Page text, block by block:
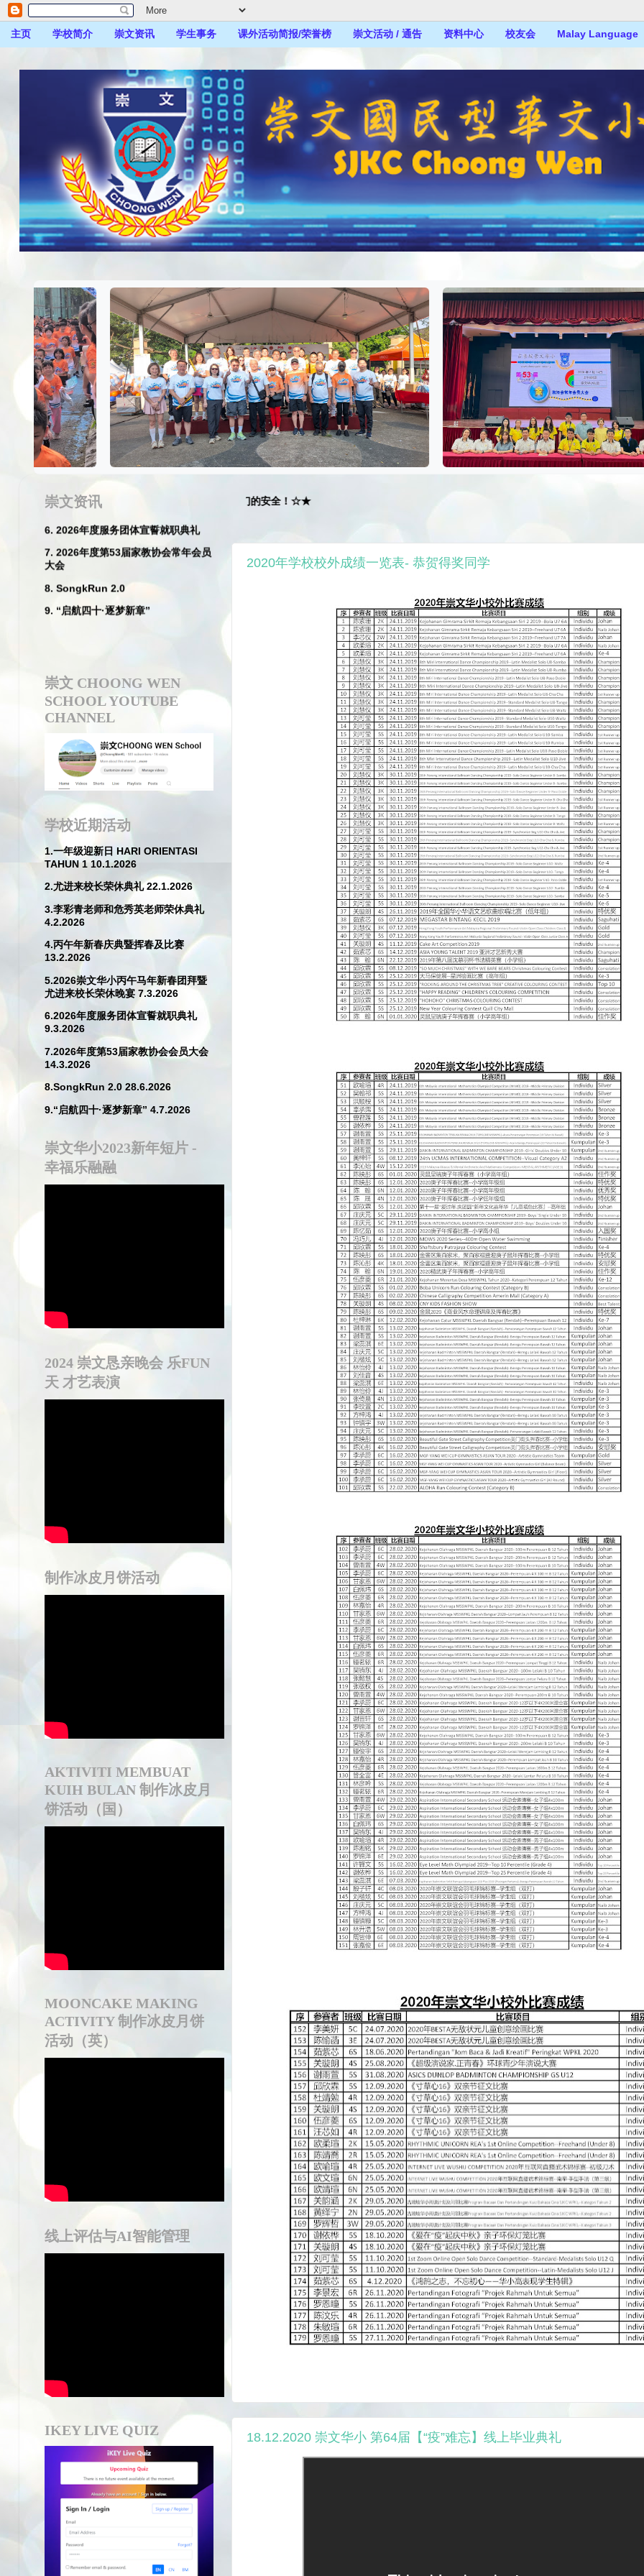
主页 学校简介 崇文资讯 学生事务 课外活动简报/荣誉榜 崇文活动 / 通告 资料中心 校友会 Malay Language
特别注意:请遵守交通规则, 请注意孩子们的安全 ！☆★
2020年学校校外成绩一览表- 恭贺得奖同学
18.12.2020 崇文华小 第64届【“疫”难忘】线上毕业典礼
崇文资讯
2026
1. 一年级迎新日
2. 尤进来校长退休典礼
4. 丙午年新春庆典暨挥春及比赛
5. 2026崇文华小丙午马年新春团拜暨
尤进来校长荣休晚宴
6. 2026年度服务团体宣誓就职典礼
7. 2026年度第53届家教协会常年会员
大会
崇文 CHOONG WEN
SCHOOL YOUTUBE
CHANNEL
学校近期活动
1.一年级迎新日 HARI ORIENTASI
TAHUN 1 10.1.2026
2.尤进来校长荣休典礼 22.1.2026
3.李彩青老师和危秀英老师荣休典礼
4.2.2026
4.丙午年新春庆典暨挥春及比赛
13.2.2026
5.2026崇文华小丙午马年新春团拜暨
尤进来校长荣休晚宴 7.3.2026
6.2026年度服务团体宣誓就职典礼
9.3.2026
7.2026年度第53届家教协会会员大会
14.3.2026
8.SongkRun 2.0 28.6.2026
9.“启航四十·逐梦新章” 4.7.2026
崇文华小2023新年短片 -
幸福乐融融
2024 崇文恳亲晚会 乐FUN
天 才艺表演
制作冰皮月饼活动
AKTIVITI MEMBUAT
KUIH BULAN 制作冰皮月
饼活动（国）
MOONCAKE MAKING
ACTIVITY 制作冰皮月饼
活动（英）
线上评估与AI智能管理
IKEY LIVE QUIZ